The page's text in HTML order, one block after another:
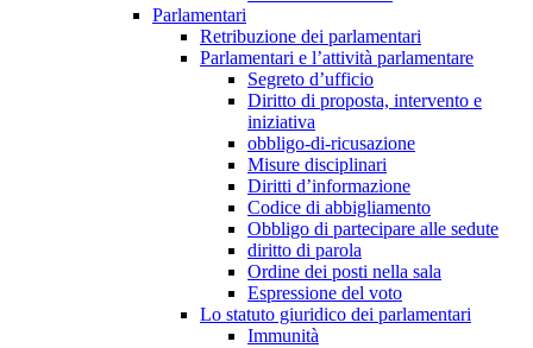
Parlamentari
Retribuzione dei parlamentari
Parlamentari e l’attività parlamentare
Segreto d’ufficio
Diritto di proposta, intervento e
iniziativa
obbligo-di-ricusazione
Misure disciplinari
Diritti d’informazione
Codice di abbigliamento
Obbligo di partecipare alle sedute
diritto di parola
Ordine dei posti nella sala
Espressione del voto
Lo statuto giuridico dei parlamentari
Immunità